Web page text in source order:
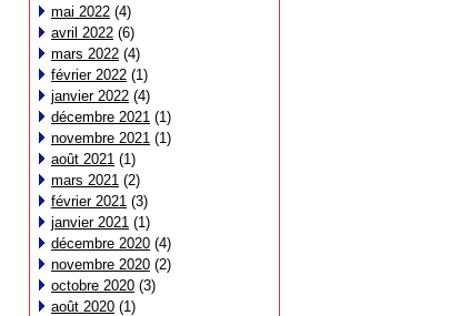
mai 2022 (4)
avril 2022 (6)
mars 2022 (4)
février 2022 (1)
janvier 2022 (4)
décembre 2021 (1)
novembre 2021 (1)
août 2021 (1)
mars 2021 (2)
février 2021 (3)
janvier 2021 (1)
décembre 2020 (4)
novembre 2020 (2)
octobre 2020 (3)
août 2020 (1)